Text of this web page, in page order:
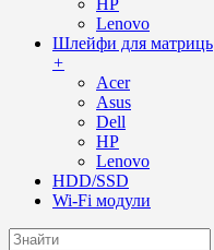
HP
Lenovo
Шлейфи для матриць
+
Acer
Asus
Dell
HP
Lenovo
HDD/SSD
Wi-Fi модули